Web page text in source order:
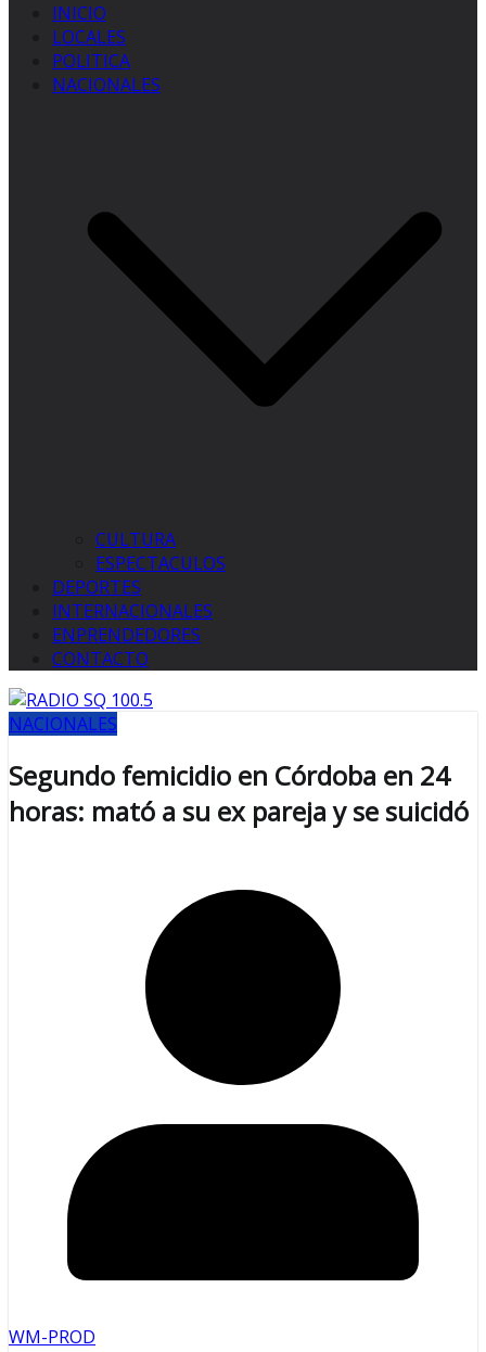
INICIO
LOCALES
POLITICA
NACIONALES
CULTURA
ESPECTACULOS
DEPORTES
INTERNACIONALES
ENPRENDEDORES
CONTACTO
NACIONALES
Segundo femicidio en Córdoba en 24
horas: mató a su ex pareja y se suicidó
WM-PROD